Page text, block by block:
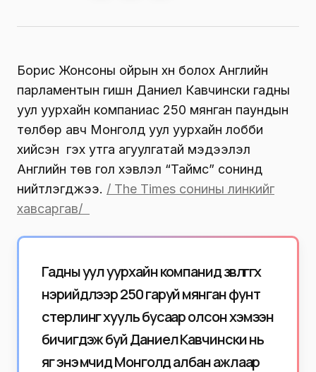
Борис Жонсоны ойрын хүн болох Английн
парламентын гишүүн Даниел Кавчински гадны
уул уурхайн компаниас 250 мянган паундын
төлбөр авч Монголд уул уурхайн лобби
хийсэн үү гэх утга агуулгатай мэдээлэл
Английн төв гол хэвлэл “Таймс” сонинд
нийтлэгджээ. / The Times сонины линкийг
хавсаргав/
Гадны уул уурхайн компанид зөвлөгөө өгөх
нэрийдлээр 250 гаруй мянган фунт
стерлинг хууль бусаар олсон хэмээн
бичигдэж буй Даниел Кавчински нь
яг энэ мөчид Монголд албан ажлаар